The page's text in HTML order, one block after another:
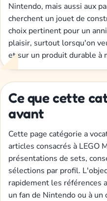
Nintendo, mais aussi aux
cherchent un jouet de
choix pertinent pour un
plaisir, surtout lorsqu'on
et sur un produit durable à
Ce que cette
avant
Cette page catégorie a
articles consacrés à LEGO
présentations de sets,
sélections par profil.
rapidement les références
un fan de Nintendo ou à